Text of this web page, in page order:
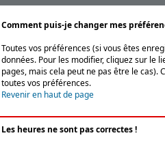
Comment puis-je changer mes
Toutes vos préférences (si vous êtes
données. Pour les modifier, cliquez sur le
pages, mais cela peut ne pas être le cas).
toutes vos préférences.
Revenir en haut de page
Les heures ne sont pas correctes !